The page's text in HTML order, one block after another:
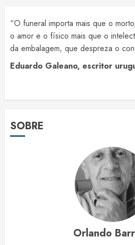
“O funeral importa mais que o
o amor e o físico mais que o
da embalagem, que despreza o
Eduardo Galeano, escritor
SOBRE
Orlando